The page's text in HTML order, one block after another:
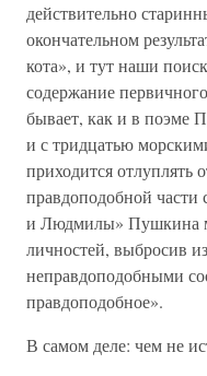
действительно
окончательном
кота», и тут наши
содержание
бывает, как и в поэме
и с тридцатью
приходится отлуплять
правдоподобной части
и Людмилы» Пушкина
личностей, выбросив
неправдоподобными
правдоподобное».
В самом деле: чем не